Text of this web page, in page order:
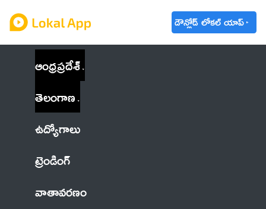
డౌన్లోడ్ లోకల్ యాప్
ఆంధ్రప్రదేశ్
తెలంగాణ
ఉద్యోగాలు
ట్రెండింగ్
వాతావరణం